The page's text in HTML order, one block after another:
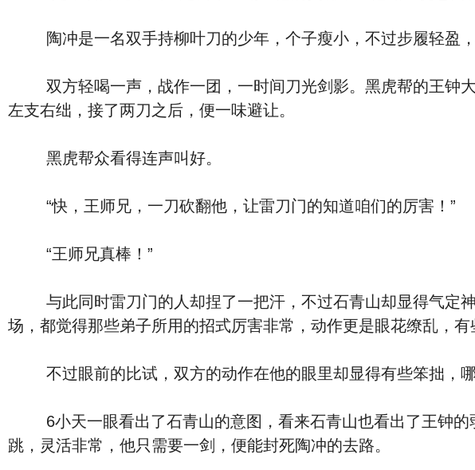
陶冲是一名双手持柳叶刀的少年，个子瘦小，不过步履轻盈，
双方轻喝一声，战作一团，一时间刀光剑影。黑虎帮的王钟大
左支右绌，接了两刀之后，便一味避让。
黑虎帮众看得连声叫好。
“快，王师兄，一刀砍翻他，让雷刀门的知道咱们的厉害！”
“王师兄真棒！”
与此同时雷刀门的人却捏了一把汗，不过石青山却显得气定神
场，都觉得那些弟子所用的招式厉害非常，动作更是眼花缭乱，有
不过眼前的比试，双方的动作在他的眼里却显得有些笨拙，哪
6小天一眼看出了石青山的意图，看来石青山也看出了王钟的
跳，灵活非常，他只需要一剑，便能封死陶冲的去路。